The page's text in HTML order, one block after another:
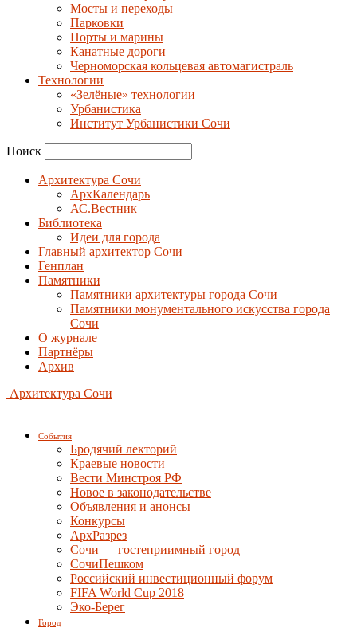
Мосты и переходы
Парковки
Порты и марины
Канатные дороги
Черноморская кольцевая автомагистраль
Технологии
«Зелёные» технологии
Урбанистика
Институт Урбанистики Сочи
Поиск
Архитектура Сочи
АрхКалендарь
АС.Вестник
Библиотека
Идеи для города
Главный архитектор Сочи
Генплан
Памятники
Памятники архитектуры города Сочи
Памятники монументального искусства города
Сочи
О журнале
Партнёры
Архив
Архитектура Сочи
События
Бродячий лекторий
Краевые новости
Вести Минстроя РФ
Новое в законодательстве
Объявления и анонсы
Конкурсы
АрхРазрез
Сочи — гостеприимный город
СочиПешком
Российский инвестиционный форум
FIFA World Cup 2018
Эко-Берег
Город